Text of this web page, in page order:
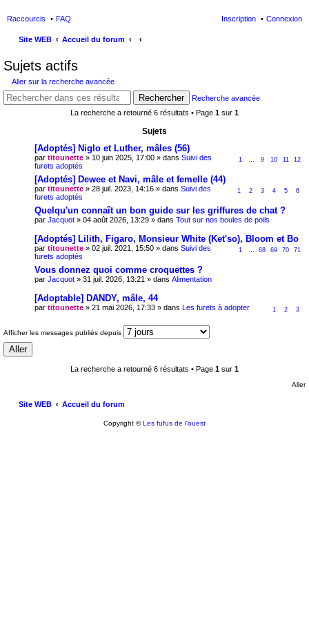
Raccourcis FAQ Connexion
Inscription
Site WEB
Accueil du forum
Sujets actifs
Aller sur la recherche avancée
Rechercher
Recherche avancée
La recherche a retourné 6 résultats • Page 1 sur 1
Sujets
[Adoptés] Niglo et Luther, mâles (56)
1 9 10 11 12
par titounette » 10 juin 2025, 17:00 » dans Suivi des
furets adoptés
[Adoptés] Dewee et Navi, mâle et femelle (44)
1 2 3 4 5 6
par titounette » 28 juil. 2023, 14:16 » dans Suivi des
furets adoptés
Quelqu'un connaît un bon guide sur les griffures de chat ?
par Jacquot » 04 août 2026, 13:29 » dans Tout sur nos boules de poils
[Adoptés] Lilith, Figaro, Monsieur White (Ket'so), Bloom et Bo
1 68 69 70 71
par titounette » 02 juil. 2021, 15:50 » dans Suivi des
furets adoptés
Vous donnez quoi comme croquettes ?
par Jacquot » 31 juil. 2026, 13:21 » dans Alimentation
[Adoptable] DANDY, mâle, 44
1 2 3
par titounette » 21 mai 2026, 17:33 » dans Les furets à adopter
Afficher les messages publiés depuis
La recherche a retourné 6 résultats • Page 1 sur 1
Aller
Site WEB Accueil du forum
Copyright ©Les fufus de l'ouest